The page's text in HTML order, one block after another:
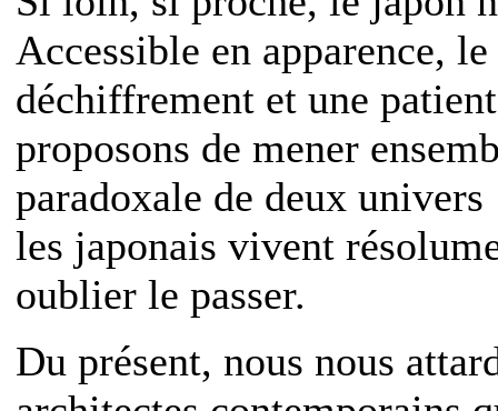
Accessible en apparence,
déchiffrement et une
proposons de mener
paradoxale de deux
les japonais vivent
oublier le passer.
Du présent, nous nous